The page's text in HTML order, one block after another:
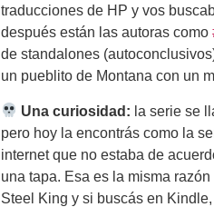
traducciones de HP y vos
después están las autoras como
de standalones
un pueblito de Montana con un
Una curiosidad: la serie se
pero hoy la encontrás como la
internet que no estaba de
una tapa. Esa es la misma
Steel King y si buscás en